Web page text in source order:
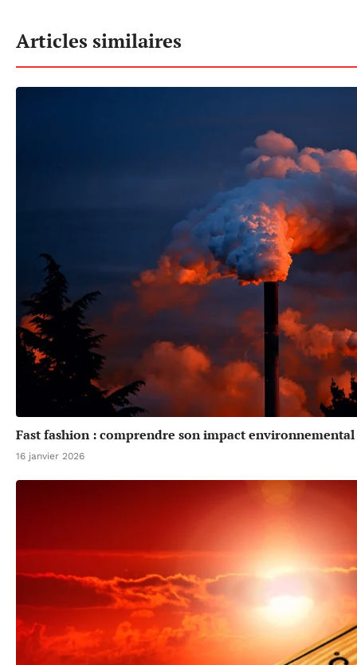
Articles similaires
Fast fashion : comprendre son impact
16 janvier 2026